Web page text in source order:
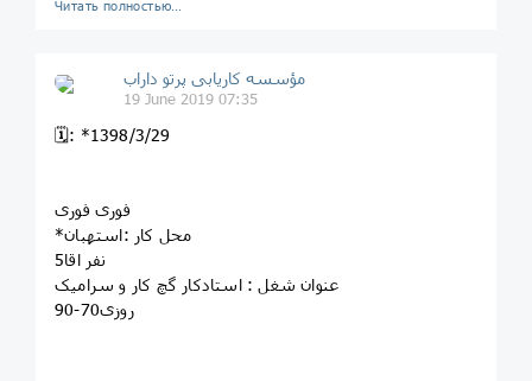
Читать полностью…
مؤسسه کاريابى پرتو داراب
19 June 2019 07:35
🗓: *1398/3/29
فوری فوری
*محل کار :استهبان
5نفر اقا
عنوان شغل : استادکار گچ کار و سرامیک
روزی70-90